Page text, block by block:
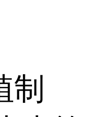
制